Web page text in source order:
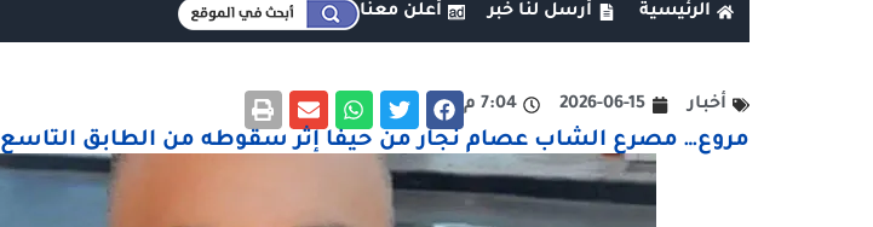
الرئيسية أرسل لنا خبر أعلن معنا
أخبار 2026-06-15 7:04 م
مروع… مصرع الشاب عصام نجار من حيفا إثر سقوطه من الطابق التاسع